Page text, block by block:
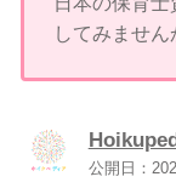
してみませ
公開日：